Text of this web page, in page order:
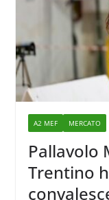
A2 MEF MERCATO
Pallavolo
Trentino